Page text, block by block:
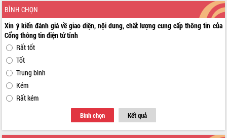
BÌNH CHỌN
Xin ý kiến đánh giá về giao diện, nội dung, chất lượng cung cấp thông tin của
Cổng thông tin điện tử tỉnh
Rất tốt
Tốt
Trung bình
Kém
Rất kém
Bình chọn Kết quả